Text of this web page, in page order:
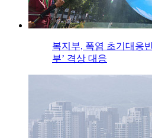
복지부, 폭염 초기대응
부’ 격상 대응